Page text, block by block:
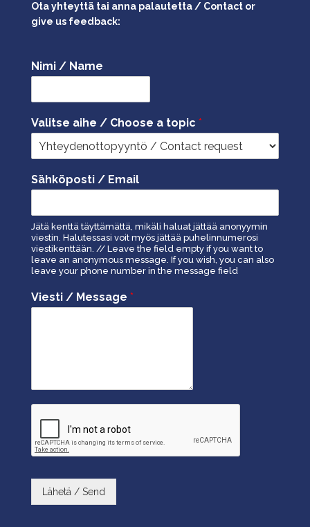
Ota yhteyttä tai anna palautetta / Contact or
give us feedback:
Nimi / Name
Valitse aihe / Choose a topic *
Sähköposti / Email
Jätä kenttä täyttämättä, mikäli haluat jättää anonyymin
viestin. Halutessasi voit myös jättää puhelinnumerosi
viestikenttään. // Leave the field empty if you want to
leave an anonymous message. If you wish, you can also
leave your phone number in the message field
Viesti / Message *
Lähetä / Send